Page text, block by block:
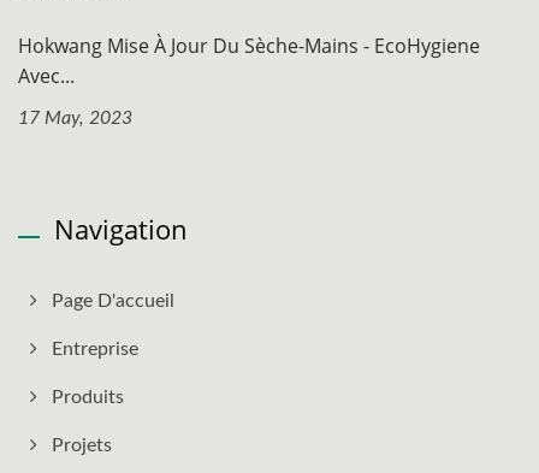
Hokwang Mise À Jour Du Sèche-Mains - EcoHygiene
Avec...
17 May, 2023
Navigation
Page D'accueil
Entreprise
Produits
Projets